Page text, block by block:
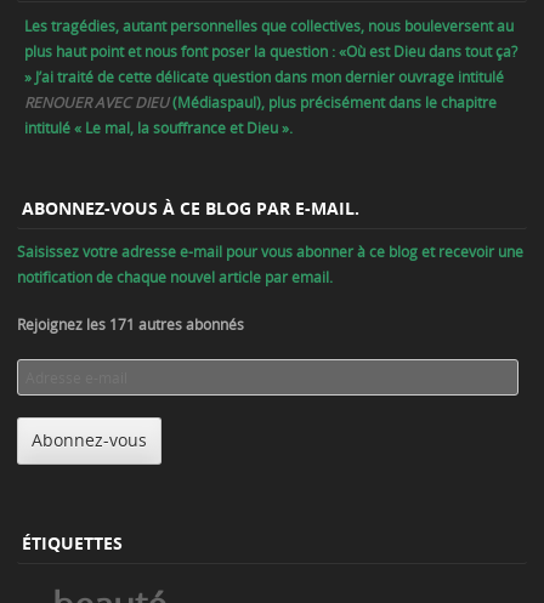
Les tragédies, autant personnelles que collectives, nous bouleversent au
plus haut point et nous font poser la question : «Où est Dieu dans tout ça?
» J’ai traité de cette délicate question dans mon dernier ouvrage intitulé
RENOUER AVEC DIEU(Médiaspaul), plus précisément dans le chapitre
intitulé « Le mal, la souffrance et Dieu ».
ABONNEZ-VOUS À CE BLOG PAR E-MAIL.
Saisissez votre adresse e-mail pour vous abonner à ce blog et recevoir une
notification de chaque nouvel article par email.
Rejoignez les 171 autres abonnés
e-
mail
Abonnez-vous
ÉTIQUETTES